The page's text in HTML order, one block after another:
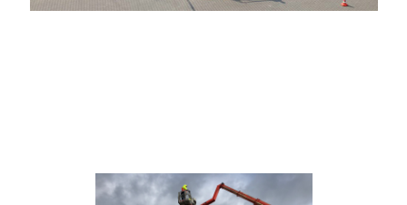
Die IPAF-Schulung ist kein Gesetz, wird jedoch: